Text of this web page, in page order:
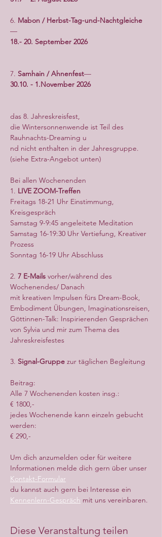
6. Mabon / Herbst-Tag-und-Nachtgleiche
—
18.- 20. September 2026
7. Samhain / Ahnenfest—
30.10. - 1.November 2026
das 8. Jahreskreisfest,
die Wintersonnenwende ist Teil des
Rauhnachts-Dreaming u
nd nicht enthalten in der Jahresgruppe.
(siehe Extra-Angebot unten)
Bei allen Wochenenden
1. LIVE ZOOM-Treffen
Freitags 18-21 Uhr Einstimmung,
Kreisgespräch
Samstag 9-9:45 angeleitete Meditation
Samstag 16-19:30 Uhr Vertiefung, Kreativer
Prozess
Sonntag 16-19 Uhr Abschluss
2. 7 E-Mails vorher/während des
Wochenendes/ Danach
mit kreativen Impulsen fürs Dream-Book,
Embodiment Übungen, Imaginationsreisen,
Göttinnen-Talk: Inspirierenden Gesprächen
von Sylvia und mir zum Thema des
Jahreskreisfestes
3. Signal-Gruppe zur täglichen Begleitung
Beitrag:
Alle 7 Wochenenden kosten insg.:
€ 1800,-
jedes Wochenende kann einzeln gebucht
werden:
€ 290,-
Um dich anzumelden oder für weitere
Informationen melde dich gern über unser
Kontakt-Formular
du kannst auch gern bei Interesse ein
Kennenlern-Gespräch mit uns vereinbaren.
Diese Veranstaltung teilen